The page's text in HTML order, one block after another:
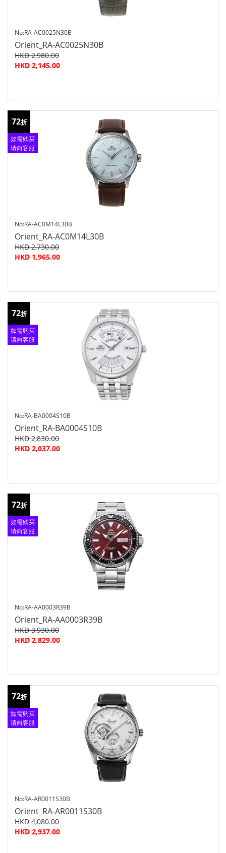
No:RA-AC0025N30B
Orient_RA-AC0025N30B
HKD 2,980.00
HKD 2,145.00
72折
如需购买
请向客服
No:RA-AC0M14L30B
Orient_RA-AC0M14L30B
HKD 2,730.00
HKD 1,965.00
72折
如需购买
请向客服
No:RA-BA0004S10B
Orient_RA-BA0004S10B
HKD 2,830.00
HKD 2,037.00
72折
如需购买
请向客服
No:RA-AA0003R39B
Orient_RA-AA0003R39B
HKD 3,930.00
HKD 2,829.00
72折
如需购买
请向客服
No:RA-AR0011S30B
Orient_RA-AR0011S30B
HKD 4,080.00
HKD 2,937.00